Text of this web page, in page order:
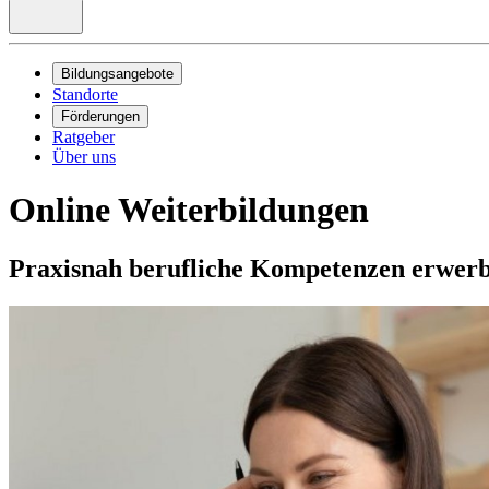
Bildungsangebote
Standorte
Förderungen
Ratgeber
Über uns
Online Weiterbildungen
Praxisnah berufliche Kompetenzen